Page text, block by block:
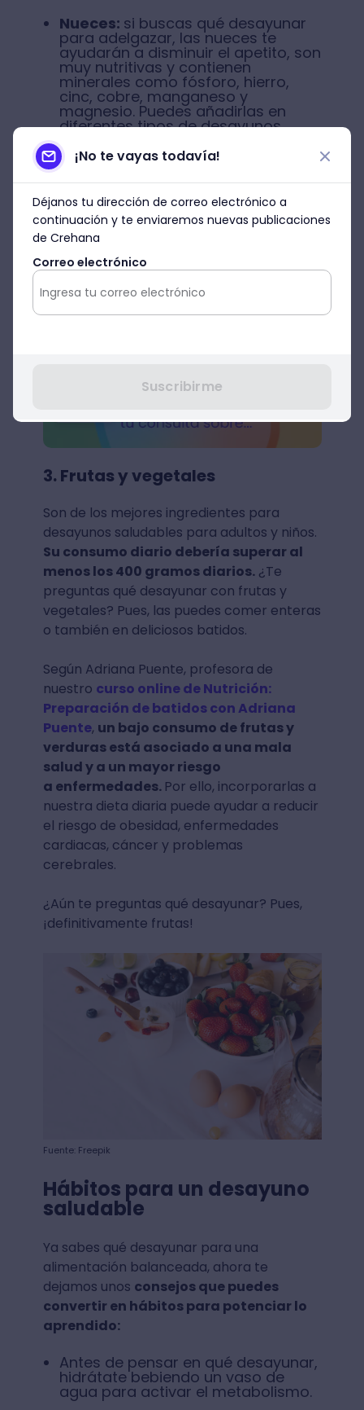
Nueces: si buscas qué desayunar
para adelgazar⁣, las nueces te
ayudarán a disminuir el apetito, son
muy nutritivas y contienen
minerales como fósforo, hierro,
cinc, cobre, manganeso y
magnesio. Puedes añadirlas en
diferentes tipos de desayunos
saludables⁣, tales como la avena.
Agenda una demo
3. Frutas y vegetales
Son de los mejores ingredientes para
desayunos saludables para adultos y niños.
Su consumo diario debería superar al
menos los 400 gramos diarios.¿Te
preguntas qué desayunar con frutas y
vegetales? Pues, las puedes comer enteras
o también en deliciosos batidos.
Según Adriana Puente, profesora de
nuestro curso online de Nutrición:
Preparación de batidos con Adriana
Puente, un bajo consumo de frutas y
verduras está asociado a una mala
salud y a un mayor riesgo
a enfermedades. Por ello, incorporarlas a
nuestra dieta diaria puede ayudar a reducir
el riesgo de obesidad, enfermedades
cardiacas, cáncer y problemas
cerebrales.
¿Aún te preguntas qué desayunar? Pues,
¡definitivamente frutas!
Fuente: Freepik
Hábitos para un desayuno
saludable
Ya sabes qué desayunar para una
alimentación balanceada, ahora te
dejamos unos consejos que puedes
convertir en hábitos para potenciar lo
aprendido:
Antes de pensar en qué desayunar,
hidrátate bebiendo un vaso de
agua para activar el metabolismo.
¡No te vayas todavía!
Déjanos tu dirección de correo electrónico a
continuación y te enviaremos nuevas publicaciones
de Crehana
Correo electrónico
Suscribirme